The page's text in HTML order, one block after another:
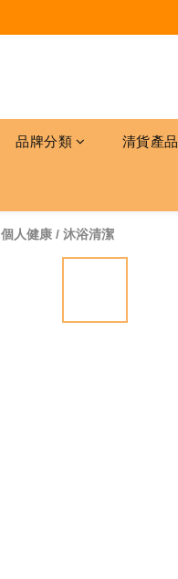
品牌分類 清貨產品
個人健康 / 沐浴清潔